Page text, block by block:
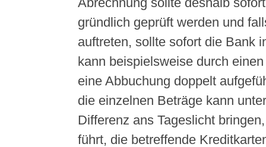
gründlich geprüft werden und
auftreten, sollte sofort die Bank
kann beispielsweise durch
eine Abbuchung doppelt
die einzelnen Beträge kann
Differenz ans Tageslicht
führt, die betreffende